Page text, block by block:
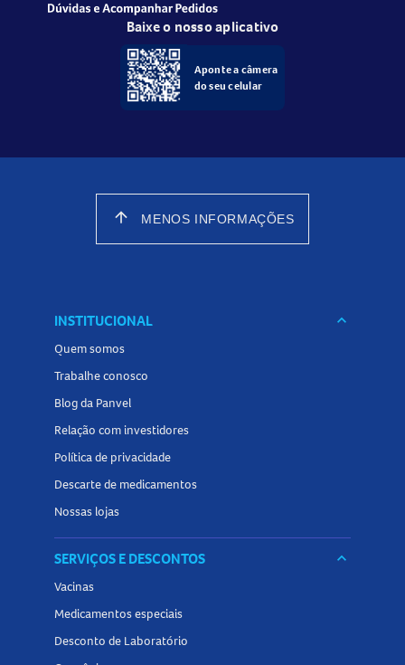
Baixe o nosso aplicativo
Aponte a câmera
do seu celular
arrow_upward MENOS INFORMAÇÕES
INSTITUCIONAL keyboard_arrow_down
Quem somos
Trabalhe conosco
Blog da Panvel
Relação com investidores
Política de privacidade
Descarte de medicamentos
Nossas lojas
SERVIÇOS E DESCONTOS keyboard_arrow_down
Vacinas
Medicamentos especiais
Desconto de Laboratório